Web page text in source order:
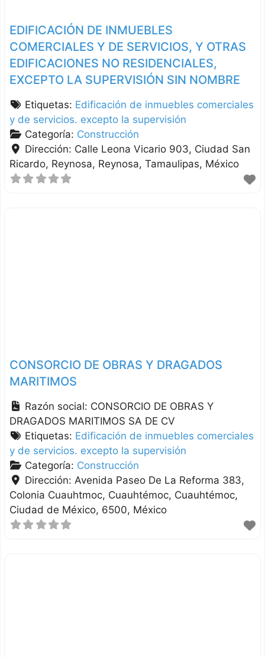
EDIFICACIÓN DE INMUEBLES
COMERCIALES Y DE SERVICIOS, Y OTRAS
EDIFICACIONES NO RESIDENCIALES,
EXCEPTO LA SUPERVISIÓN SIN NOMBRE
Etiquetas: Edificación de inmuebles comerciales
y de servicios. excepto la supervisión
Categoría: Construcción
Dirección: Calle Leona Vicario 903, Ciudad San
Ricardo, Reynosa Reynosa Tamaulipas México
CONSORCIO DE OBRAS Y DRAGADOS
MARITIMOS
Razón social: CONSORCIO DE OBRAS Y
DRAGADOS MARITIMOS SA DE CV
Etiquetas: Edificación de inmuebles comerciales
y de servicios. excepto la supervisión
Categoría: Construcción
Dirección: Avenida Paseo De La Reforma 383,
Colonia Cuauhtmoc, Cuauhtémoc Cuauhtémoc
Ciudad de México 6500 México